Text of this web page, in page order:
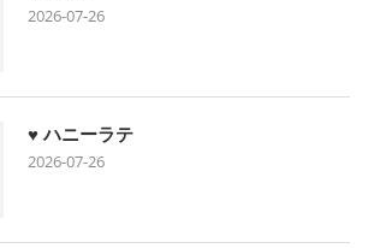
2026-07-26
♥ ハニーラテ
2026-07-26